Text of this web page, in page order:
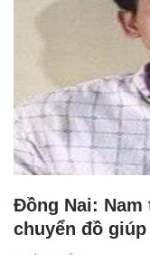
Đồng Nai: Nam
chuyển đồ